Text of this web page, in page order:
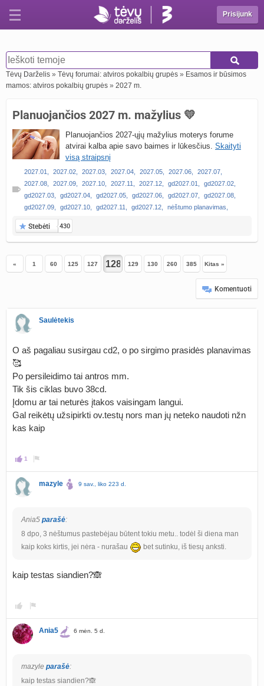
Prisijunk
Tėvų Darželis » Tėvų forumai: atviros pokalbių grupės » Esamos ir būsimos
mamos: atviros pokalbių grupės » 2027 m.
Planuojančios 2027 m. mažylius 💛
Planuojančios 2027-ųjų mažylius moterys forume
atvirai kalba apie savo baimes ir lūkesčius. Skaityti
visą straipsnį
2027.01 2027.02 2027.03 2027.04 2027.05 2027.06 2027.07
2027.08
2027.09 2027.10 2027.11 2027.12 gd2027.01 gd2027.02
gd2027.03
gd2027.04 gd2027.05 gd2027.06 gd2027.07 gd2027.08
gd2027.09
gd2027.10 gd2027.11 gd2027.12 nėštumo planavimas
Stebėti 430
« 1 60 125 127 129 130 260 385 Kitas »
Komentuoti
Saulėtekis
O aš pagaliau susirgau cd2, o po sirgimo prasidės planavimas
🥰
Po persileidimo tai antros mm.
Tik šis ciklas buvo 38cd.
Įdomu ar tai neturės įtakos vaisingam langui.
Gal reikėtų užsipirkti ov.testų nors man jų neteko naudoti nžn
kas kaip
1
mazyle 9 sav., liko 223 d.
Ania5 parašė:
8 dpo, 3 nėštumus pastebėjau būtent tokiu metu.. todėl ši diena man
kaip koks kirtis, jei nėra - nurašau
bet sutinku, iš tiesų anksti.
kaip testas siandien?🙈
Ania5 6 mėn. 5 d.
mazyle parašė:
kaip testas siandien?🙈